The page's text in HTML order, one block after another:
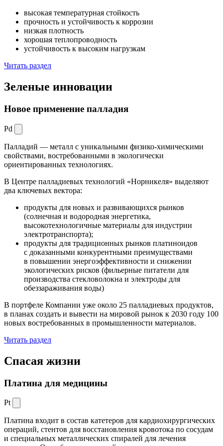
высокая температурная стойкость
прочность и устойчивость к коррозии
низкая плотность
хорошая теплопроводность
устойчивость к высоким нагрузкам
Читать раздел
Зеленые инновации
Новое применение палладия
Pd
Палладий — металл с уникальными физико-химическими
свойствами, востребованными в экологически
ориентированных технологиях.
В Центре палладиевых технологий «Норникеля» выделяют
два ключевых вектора:
продукты для новых и развивающихся рынков
(солнечная и водородная энергетика,
высокотехнологичные материалы для индустрии
электротранспорта);
продукты для традиционных рынков платиноидов
с доказанными конкурентными преимуществами
в повышении энергоэффективности и снижении
экологических рисков (фильерные питатели для
производства стекловолокна и электроды для
обеззараживания воды)
В портфеле Компании уже около 25 палладиевых продуктов,
в планах создать и вывести на мировой рынок к 2030 году 100
новых востребованных в промышленности материалов.
Читать раздел
Спасая жизни
Платина для медицины
Pt
Платина входит в состав катетеров для кардиохирургических
операций, стентов для восстановления кровотока по сосудам
и специальных металлических спиралей для лечения